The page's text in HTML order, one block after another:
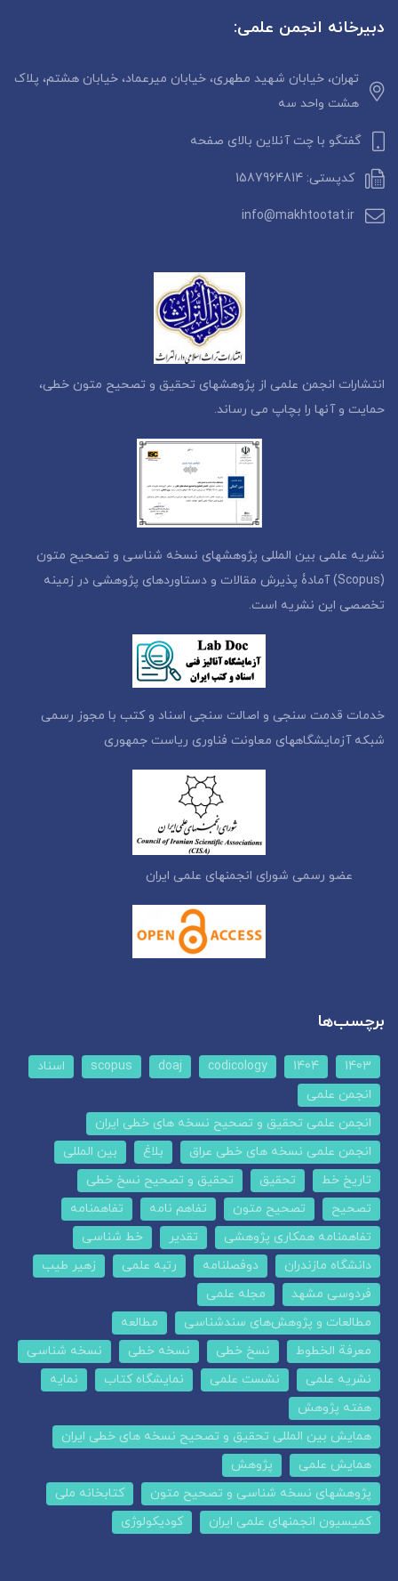
دبیرخانه انجمن علمی:
تهران، خیابان شهید مطهری، خیابان میرعماد، خیابان هشتم، پلاک
هشت واحد سه
گفتگو با چت آنلاین بالای صفحه
کدپستی: 1587964814
info@makhtootat.ir
انتشارات انجمن علمی از پژوهشهای تحقیق و تصحیح متون خطی،
حمایت و آنها را بچاپ می رساند.
نشریه علمی بین المللی پژوهشهای نسخه شناسی و تصحیح متون
(Scopus) آمادۀ پذیرش مقالات و دستاوردهای پژوهشی در زمینه
تخصصی این نشریه است.
خدمات قدمت سنجی و اصالت سنجی اسناد و کتب با مجوز رسمی
شبکه آزمایشگاههای معاونت فناوری ریاست جمهوری
عضو رسمی شورای انجمنهای علمی ایران
برچسب‌ها
1403
1404
codicology
doaj
scopus
اسناد
انجمن علمی
انجمن علمی تحقیق و تصحیح نسخه های خطی ایران
انجمن علمی نسخه های خطی عراق
بلاغ
بین المللی
تاریخ خط
تحقیق
تحقیق و تصحیح نسخ خطی
تصحیح
تصحیح متون تفاهم نامه
تفاهمنامه
تفاهمنامه همکاری پژوهشی
تقدیر
خط شناسی
دانشگاه مازندران
دوفصلنامه رتبه علمی
زهیر طیب
فردوسی مشهد
مجله علمی
مطالعات و پژوهش‌های سندشناسی
مطالعه
معرفة الخطوط
نسخ خطی نسخه خطی
نسخه شناسی
نشریه علمی
نشست علمی نمایشگاه کتاب
نمایه
هفته پژوهش
همایش بین المللی تحقیق و تصحیح نسخه های خطی ایران
همایش علمی
پژوهش
پژوهشهای نسخه شناسی و تصحیح متون
کتابخانه ملی
کمیسیون انجمنهای علمی ایران
کودیکولوژی